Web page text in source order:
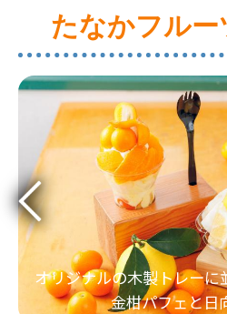
たなかフルー
オリジナルの木製トレーに
金柑パフェと日